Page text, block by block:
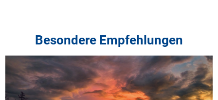
Besondere Empfehlungen